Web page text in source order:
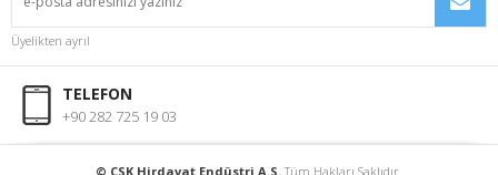
Üyelikten ayrıl
TELEFON
+90 282 725 19 03
© CSK Hirdavat Endüstri A.S. Tüm Hakları Saklıdır.